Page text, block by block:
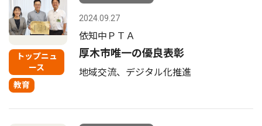
トップニュ
ース
教育
2024.09.27
依知中ＰＴＡ
厚木市唯一の優良表彰
地域交流、デジタル化推進